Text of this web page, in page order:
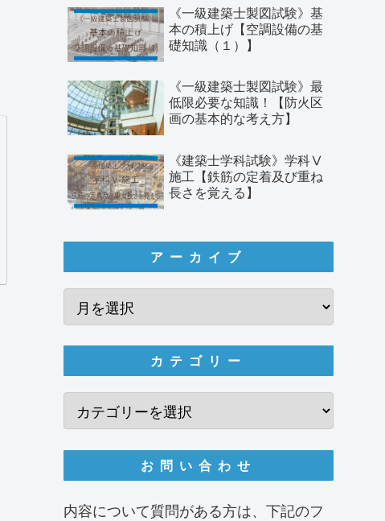
《一級建築士製図試験》基
本の積上げ【空調設備の基
礎知識（１）】
《一級建築士製図試験》最
低限必要な知識！【防火区
画の基本的な考え方】
《建築士学科試験》学科Ⅴ
施工【鉄筋の定着及び重ね
長さを覚える】
アーカイブ
カテゴリー
お問い合わせ
内容について質問がある方は、下記のフ